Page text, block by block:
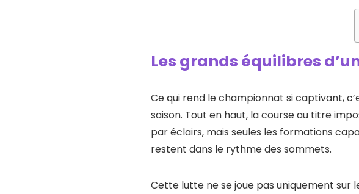
Les grands équilibres
Ce qui rend le championnat si captivant,
saison. Tout en haut, la course au titre
par éclairs, mais seules les formations
restent dans le rythme des sommets.
Cette lutte ne se joue pas uniquement sur